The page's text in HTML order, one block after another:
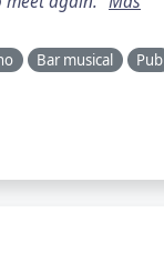
Bar musical
Pub